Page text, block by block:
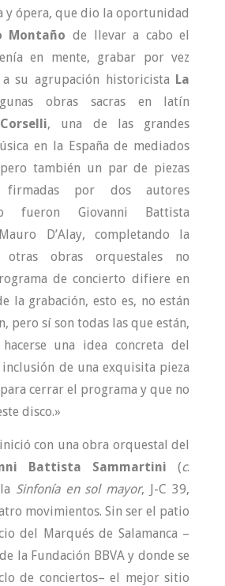
y ópera, que dio la oportunidad
Montaño de llevar a cabo el
en mente, grabar por vez
su agrupación historicista La
obras sacras en latín
, una de las grandes
en la España de mediados
también un par de piezas
firmadas por dos autores
fueron Giovanni Battista
D’Alay, completando la
otras obras orquestales no
de concierto difiere en
la grabación, esto es, no están
pero sí son todas las que están,
una idea concreta del
de una exquisita pieza
cerrar el programa y que no
disco.»
con una obra orquestal del
Battista Sammartini (c.
Sinfonía en sol mayor, J-C 39,
movimientos. Sin ser el patio
del Marqués de Salamanca –
la Fundación BBVA y donde se
de conciertos– el mejor sitio